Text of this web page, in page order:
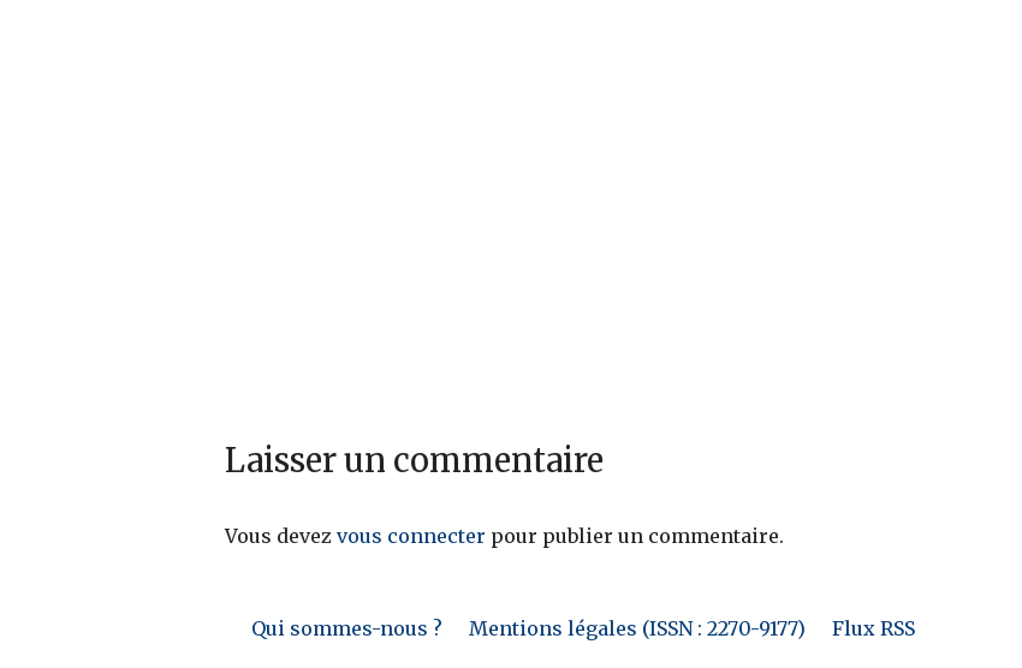
Laisser un commentaire
Vous devez vous connecter pour publier un commentaire.
Qui sommes-nous ? Mentions légales (ISSN : 2270-9177) Flux RSS